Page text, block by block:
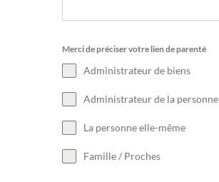
Merci de préciser votre lien de parenté
Administrateur de biens
Administrateur de la personne
La personne elle-même
Famille / Proches